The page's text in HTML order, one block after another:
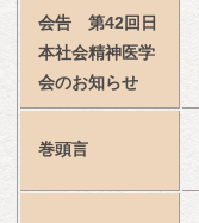
会告　第42回日
本社会精神医学
会のお知らせ
巻頭言